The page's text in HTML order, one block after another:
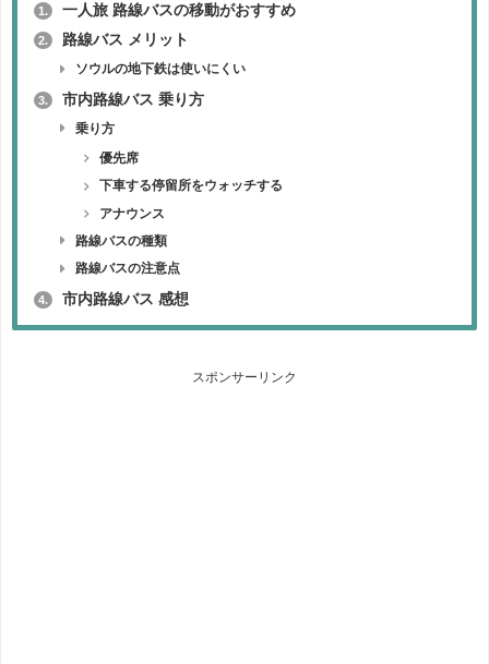
1. 一人旅 路線バスの移動がおすすめ
2. 路線バス メリット
ソウルの地下鉄は使いにくい
3. 市内路線バス 乗り方
乗り方
優先席
下車する停留所をウォッチする
アナウンス
路線バスの種類
路線バスの注意点
4. 市内路線バス 感想
スポンサーリンク